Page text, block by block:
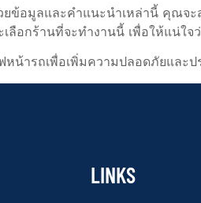
ยข้อมูลและคำแนะนำเหล่านี้ คุณจ
ลือกร้านที่จะทำงานนี้ เพื่อให้แน่ใจ
หน้ารถเพื่อเพิ่มความปลอดภัยแล
LINKS